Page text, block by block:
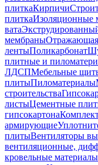
плиткаКирпичи
плиткаИзоляционные
вата
мембраныОтражающая
лентыПоликарбонат
плитные и
ЛДСПМебельные
плитыПиломатериалы
строительства
листыЦементные
гипсокартона
армирующие
плитыВентиляторы
вентиляционные,
кровельные материалы